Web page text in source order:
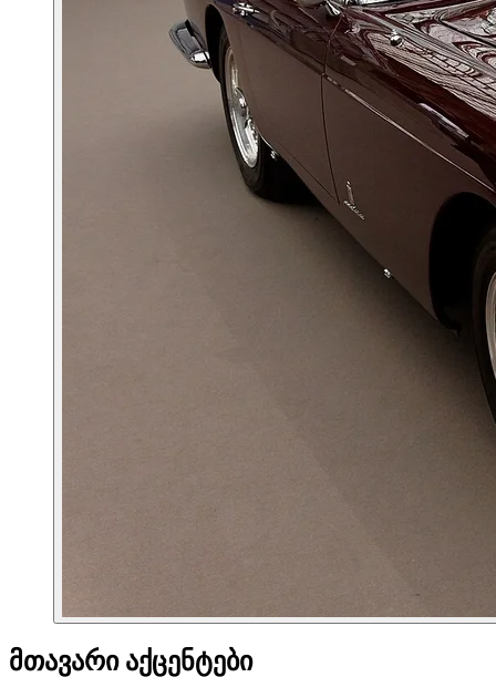
მთავარი აქცენტები